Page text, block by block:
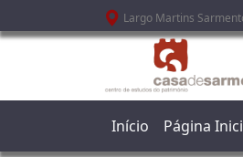
Passar para o conteúdo principal
Largo Martins
Início Página